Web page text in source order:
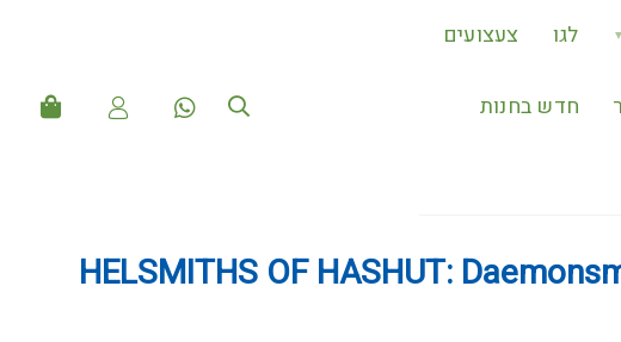
▼ לגו צעצועים
חדש בחנות
HELSMITHS OF HASHUT: